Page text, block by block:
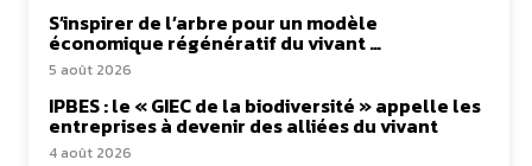
S’inspirer de l’arbre pour un modèle
économique régénératif du vivant …
5 août 2026
IPBES : le « GIEC de la biodiversité » appelle les
entreprises à devenir des alliées du vivant
4 août 2026